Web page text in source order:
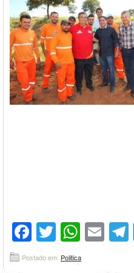
Facebook
Twitter
Postado em: Politica